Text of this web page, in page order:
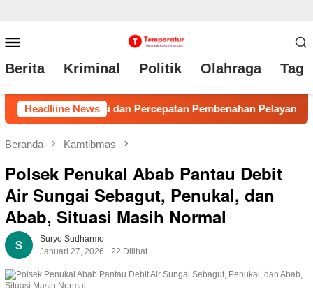
ke
konten
Mobile
Berita Kriminal Politik Olahraga Tag
Headliine News
Pelayanan Dugaan Kasus Asusila Memanas,
Beranda Kamtibmas
Polsek Penukal Abab Pantau Debit
Air Sungai Sebagut, Penukal, dan
Abab, Situasi Masih Normal
Suryo Sudharmo
Januari 27, 2026
22 Dilihat